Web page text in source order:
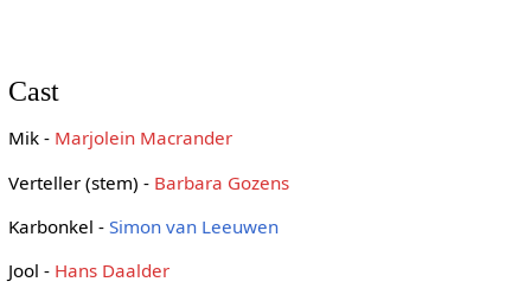
Cast
Mik - Marjolein Macrander
Verteller (stem) - Barbara Gozens
Karbonkel - Simon van Leeuwen
Jool - Hans Daalder